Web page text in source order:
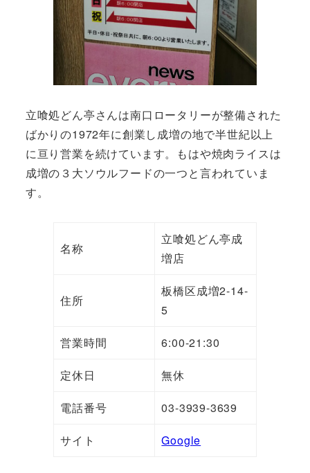
立喰処どん亭さんは南口ロータリーが整備された
ばかりの1972年に創業し成増の地で半世紀以上
に亘り営業を続けています。もはや焼肉ライスは
成増の３大ソウルフードの一つと言われていま
す。
名称
立喰処どん亭成
増店
住所
板橋区成増2-14-
5
営業時間 6:00-21:30
定休日 無休
電話番号 03-3939-3639
サイト Google